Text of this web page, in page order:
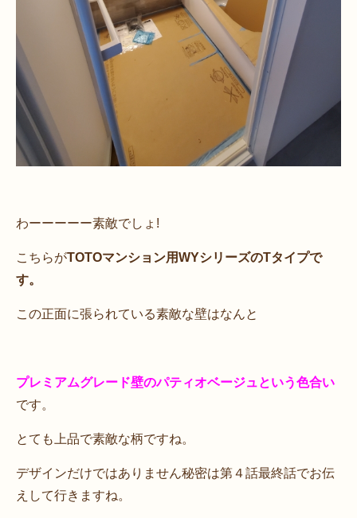
わーーーーー素敵でしょ!
こちらがTOTOマンション用WYシリーズのTタイプで
す。
この正面に張られている素敵な壁はなんと
プレミアムグレード壁のパティオベージュという色合い
です。
とても上品で素敵な柄ですね。
デザインだけではありません秘密は第４話最終話でお伝
えして行きますね。